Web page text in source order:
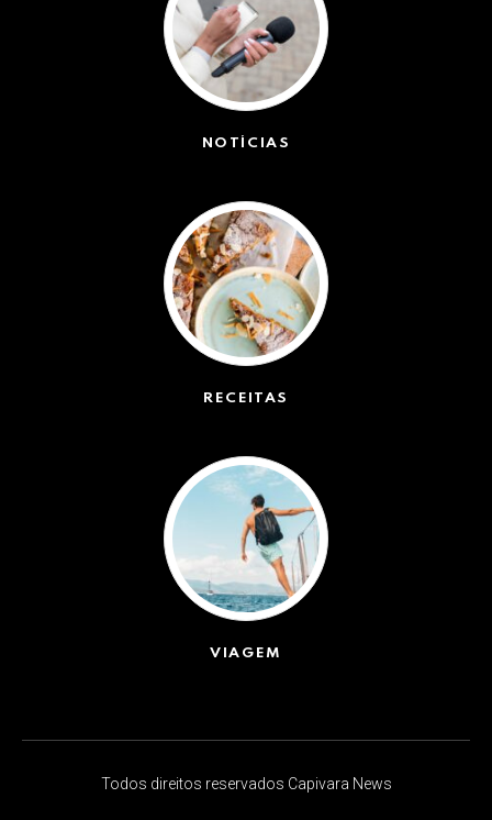
NOTÍCIAS
RECEITAS
VIAGEM
Todos direitos reservados Capivara News